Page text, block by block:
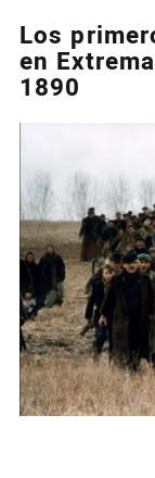
Los
en
1890